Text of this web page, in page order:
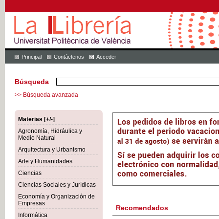
Principal Contáctenos Acceder
Búsqueda
>> Búsqueda avanzada
Materias [+/-]
Agronomía, Hidráulica y
Medio Natural
Arquitectura y Urbanismo
Arte y Humanidades
Ciencias
Ciencias Sociales y Jurídicas
Economía y Organización de
Empresas
Informática
Recomendados